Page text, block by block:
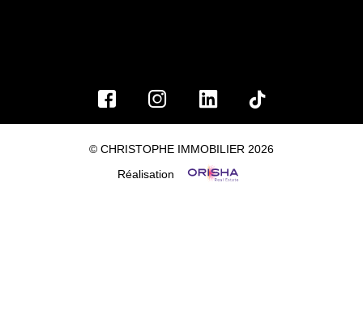
© CHRISTOPHE IMMOBILIER 2026
Réalisation